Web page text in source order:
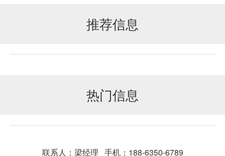
推荐信息
热门信息
联系人：梁经理 手机：188-6350-6789